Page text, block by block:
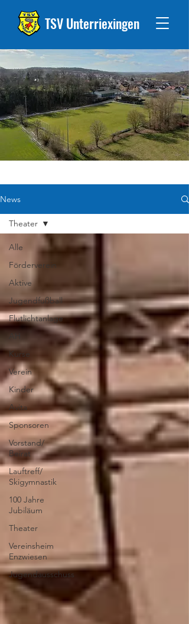
TSV Unterriexingen
News
Alle
Förderverein
Aktive
Jugendfußball
Flutlichtanlage
Kurse
Verein
Kinder
Avita
Sponsoren
Vorstand/
Beirat
Lauftreff/
Skigymnastik
100 Jahre
Jubiläum
Theater
Vereinsheim
Enzwiesen
Jugendausschuss
Theater